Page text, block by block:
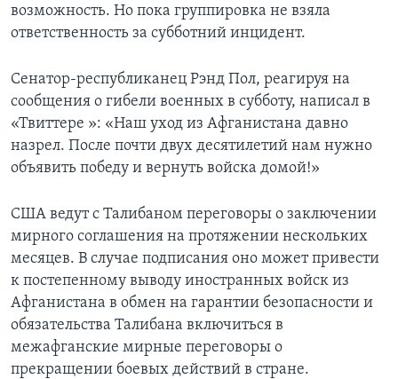
возможность. Но пока группировка не взяла
ответственность за субботний инцидент.
Сенатор-республиканец Рэнд Пол, реагируя на
сообщения о гибели военных в субботу, написал в
«Твиттере »: «Наш уход из Афганистана давно
назрел. После почти двух десятилетий нам нужно
объявить победу и вернуть войска домой!»
США ведут с Талибаном переговоры о заключении
мирного соглашения на протяжении нескольких
месяцев. В случае подписания оно может привести
к постепенному выводу иностранных войск из
Афганистана в обмен на гарантии безопасности и
обязательства Талибана включиться в
межафганские мирные переговоры о
прекращении боевых действий в стране.